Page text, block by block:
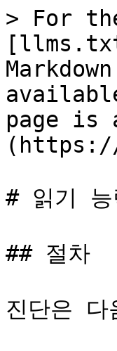
> For
page is
(https://
# 읽기 능
## 절차
진단은